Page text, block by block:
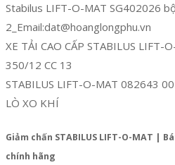
Stabilus LIFT-O-MAT SG402026
2_Email:dat@hoanglongphu.vn
XE TẢI CAO CẤP STABILUS
350/12 CC 13
STABILUS LIFT-O-MAT 082643
LÒ XO KHÍ
Giảm chấn STABILUS LIFT-O-MAT |
chính hãng